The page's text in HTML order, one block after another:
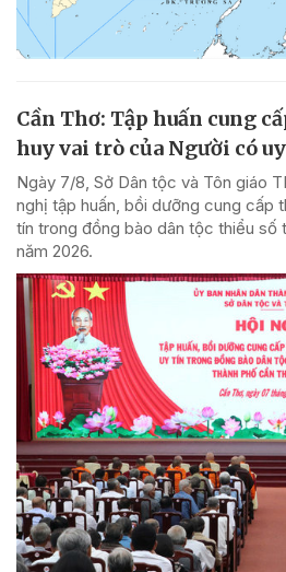
Cần Thơ: Tập huấn cung
huy vai trò của Người có
Ngày 7/8, Sở Dân tộc và Tôn giáo
nghị tập huấn, bồi dưỡng cung cấp
tín trong đồng bào dân tộc thiểu số
năm 2026.